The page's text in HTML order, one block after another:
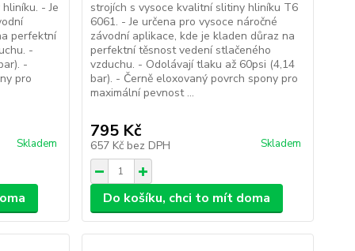
- Je
perfektní
-
-
pro
Skladem
strojích s vysoce kvalitní slitiny hliníku T6
6061. - Je určena pro vysoce náročné
závodní aplikace, kde je kladen důraz na
perfektní těsnost vedení stlačeného
vzduchu. - Odolávají tlaku až 60psi (4,14
bar). - Černě eloxovaný povrch spony pro
maximální pevnost ...
795 Kč
657 Kč bez DPH Skladem
Do košíku, chci to mít doma